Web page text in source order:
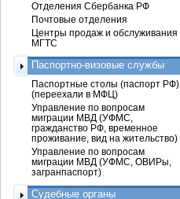
Отделения Сбербанка РФ
Почтовые отделения
Центры продаж и обслуживания
МГТС
Паспортно-визовые службы
Паспортные столы (паспорт РФ)
(переехали в МФЦ)
Управление по вопросам
миграции МВД (УФМС,
гражданство РФ, временное
проживание, вид на жительство)
Управление по вопросам
миграции МВД (УФМС, ОВИРы,
загранпаспорт)
Судебные органы